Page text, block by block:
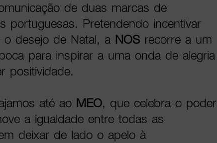
de duas marcas de
portuguesas. Pretendendo incentivar
desejo de Natal, a NOS recorre a um
para inspirar a uma onda de alegria
positividade.
até ao MEO, que celebra o poder
a igualdade entre todas as
deixar de lado o apelo à